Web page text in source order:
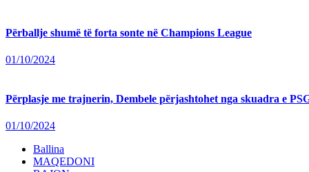
Përballje shumë të forta sonte në Champions League
01/10/2024
Përplasje me trajnerin, Dembele përjashtohet nga skuadra e
01/10/2024
Ballina
MAQEDONI